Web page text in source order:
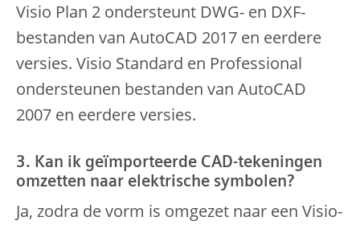
Visio Plan 2 ondersteunt DWG- en DXF-
bestanden van AutoCAD 2017 en eerdere
versies. Visio Standard en Professional
ondersteunen bestanden van AutoCAD
2007 en eerdere versies.
3. Kan ik geïmporteerde CAD-tekeningen
omzetten naar elektrische symbolen?
Ja, zodra de vorm is omgezet naar een Visio-